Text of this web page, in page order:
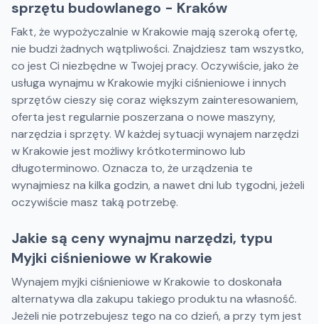
sprzętu budowlanego - Kraków
Fakt, że wypożyczalnie w Krakowie mają szeroką ofertę,
nie budzi żadnych wątpliwości. Znajdziesz tam wszystko,
co jest Ci niezbędne w Twojej pracy. Oczywiście, jako że
usługa wynajmu w Krakowie myjki ciśnieniowe i innych
sprzętów cieszy się coraz większym zainteresowaniem,
oferta jest regularnie poszerzana o nowe maszyny,
narzędzia i sprzęty. W każdej sytuacji wynajem narzędzi
w Krakowie jest możliwy krótkoterminowo lub
długoterminowo. Oznacza to, że urządzenia te
wynajmiesz na kilka godzin, a nawet dni lub tygodni, jeżeli
oczywiście masz taką potrzebę.
Jakie są ceny wynajmu narzędzi, typu
Myjki ciśnieniowe w Krakowie
Wynajem myjki ciśnieniowe w Krakowie to doskonała
alternatywa dla zakupu takiego produktu na własność.
Jeżeli nie potrzebujesz tego na co dzień, a przy tym jest